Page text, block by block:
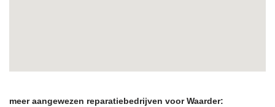
meer aangewezen reparatiebedrijven voor Waarder: